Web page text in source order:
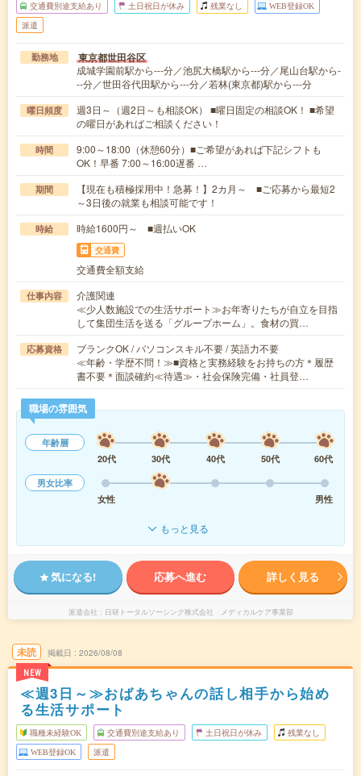
交通費別途支給あり 土日祝日が休み 残業なし WEB登録OK
派遣
勤務地 東京都世田谷区
成城学園前駅から---分／池尻大橋駅から---分／尾山台駅から-
--分／世田谷代田駅から---分／若林(東京都)駅から---分
曜日頻度
週3日～（週2日～も相談OK） ■曜日固定の相談OK！ ■希望
の曜日があればご相談ください！
時間
9:00～18:00（休憩60分）■ご希望があれば下記シフトも
OK！早番 7:00～16:00遅番 …
期間
【現在も積極採用中！急募！】2カ月～ ■ご応募から最短2
～3日後の就業も相談可能です！
時給 時給1600円～ ■週払いOK
交通費
交通費全額支給
仕事内容
介護関連
≪少人数施設での生活サポート≫お年寄りたちが自立を目指
して集団生活を送る「グループホーム」。食材の買…
応募資格
ブランクOK / パソコンスキル不要 / 英語力不要
≪年齢・学歴不問！≫■資格と実務経験をお持ちの方＊履歴
書不要＊面談確約≪待遇≫・社会保険完備・社員登…
職場の雰囲気
年齢層
20代
30代 40代 50代
60代
男女比率
女性
男性
もっと見る
気になる! 応募へ進む 詳しく見る
派遣会社 日研トータルソーシング株式会社 メディカルケア事業部
未読
NEW
掲載日 2026/08/08
≪週3日～≫おばあちゃんの話し相手から始め
る生活サポート
職種未経験OK 交通費別途支給あり 土日祝日が休み 残業なし
WEB登録OK 派遣